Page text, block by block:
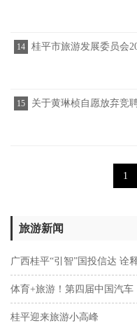
14 桂平市旅游发展委员会
15 关于黄琳桢自愿放弃竞
1
旅游新闻
广西桂平“引智”国投信达 诠
体育+旅游！第四届中国汽
桂平迎来旅游小高峰